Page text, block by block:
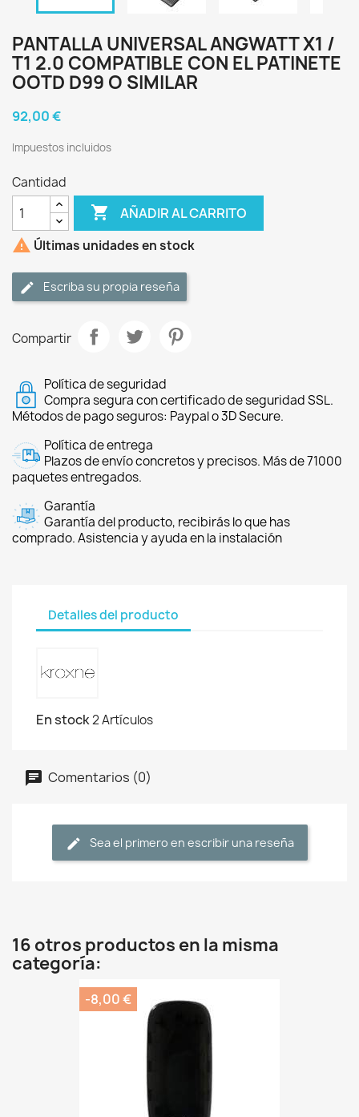
PANTALLA UNIVERSAL ANGWATT X1 /
T1 2.0 COMPATIBLE CON EL PATINETE
OOTD D99 O SIMILAR
92,00 €
Impuestos incluidos
Cantidad
 AÑADIR AL CARRITO
 Últimas unidades en stock
Escriba su propia reseña
Compartir
Política de seguridad
Compra segura con certificado de seguridad SSL.
Métodos de pago seguros: Paypal o 3D Secure.
Política de entrega
Plazos de envío concretos y precisos. Más de 71000
paquetes entregados.
Garantía
Garantía del producto, recibirás lo que has
comprado. Asistencia y ayuda en la instalación
Detalles del producto
En stock2 Artículos
Comentarios (0)
Sea el primero en escribir una reseña
16 otros productos en la misma
categoría:
-8,00 €